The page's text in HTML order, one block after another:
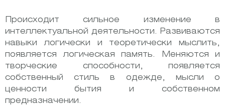
Происходит сильное изменение в
интеллектуальной деятельности. Развиваются
навыки логически и теоретически мыслить,
появляется логическая память. Меняются и
творческие способности, появляется
собственный стиль в одежде, мысли о
ценности бытия и собственном
предназначении.